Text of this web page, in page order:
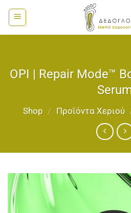
Μετάβαση
στο
περιεχόμενο
OPI | Repair Mode™
Shop / Προϊόντα Χεριού